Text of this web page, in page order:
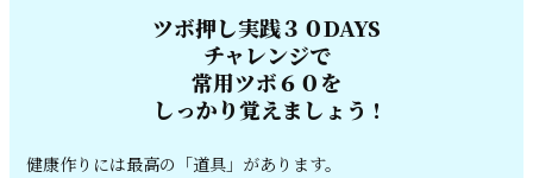
ツボ押し実践３０DAYS
チャレンジで
常用ツボ６０を
しっかり覚えましょう !
健康作りには最高の「道具」があります。